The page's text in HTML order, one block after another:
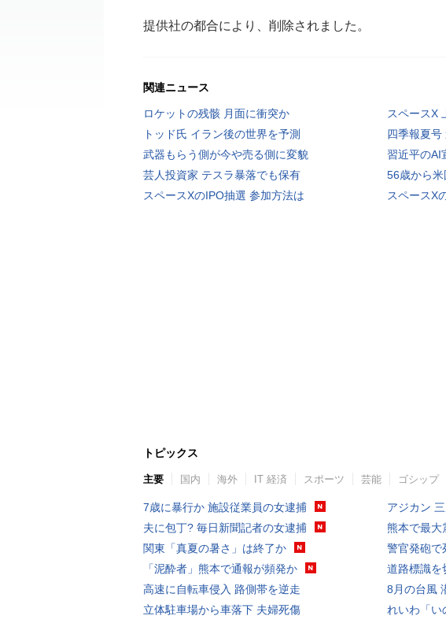
提供社の都合により、削除されました。
関連ニュース
ロケットの残骸 月面に衝突か
スペースX
トッド氏 イラン後の世界を予測
四季報夏号
武器もらう側が今や売る側に変貌
習近平のAI
芸人投資家 テスラ暴落でも保有
56歳から米
スペースXのIPO抽選 参加方法は
スペースX
トピックス
主要 国内 海外 IT 経済 スポーツ 芸能 ゴシップ
7歳に暴行か 施設従業員の女逮捕
夫に包丁? 毎日新聞記者の女逮捕
関東「真夏の暑さ」は終了か
「泥酔者」熊本で通報が頻発か
高速に自転車侵入 路側帯を逆走
立体駐車場から車落下 夫婦死傷
アジカン
熊本で最大
警官発砲で
道路標識を
8月の台風
れいわ「い